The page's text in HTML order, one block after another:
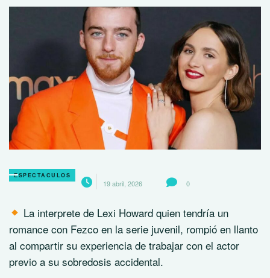
ESPECTACULOS
19 abril, 2026 0
La interprete de Lexi Howard quien tendría un
romance con Fezco en la serie juvenil, rompió en llanto
al compartir su experiencia de trabajar con el actor
previo a su sobredosis accidental.